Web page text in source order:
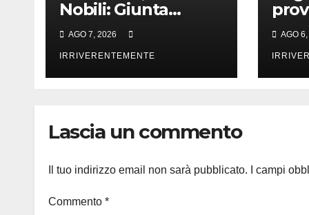
Nobili: Giunta
ufficializza
classificazione
nuovi campi S.
Janni, S. Elia e
conferimento legno
AGO 7, 2026
IRRIVERENTEMENTE
AGO
Lascia un commento
Il tuo indirizzo email non sarà pubblicato. I campi
Commento *